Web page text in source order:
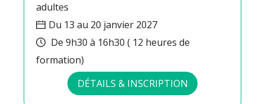
adultes
Du 13 au 20 janvier 2027
De 9h30 à 16h30 ( 12 heures de
formation)
DÉTAILS & INSCRIPTION